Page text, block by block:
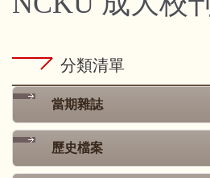
分類清單
當期雜誌
歷史檔案